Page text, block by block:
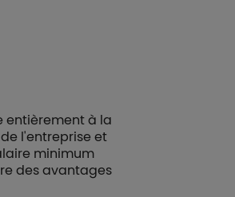
entièrement à la
l'entreprise et
minimum
des avantages